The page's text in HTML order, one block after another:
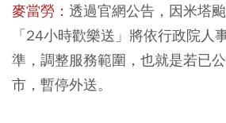
麥當勞： 透過官網公告，因米塔
「24小時歡樂送」將依行政院人
準，調整服務範圍，也就是若已
市，暫停外送。